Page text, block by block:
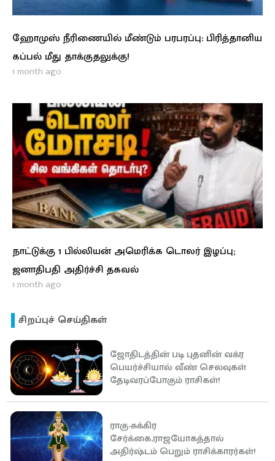
ஹோமுஸ் நீரிணையில் மீண்டும் பரபரப்பு: பிரித்தானிய
கப்பல் மீது தாக்குதலுக்கு!
1 month ago
நாட்டுக்கு 1 பில்லியன் அமெரிக்க டொலர் இழப்பு;
ஜனாதிபதி அதிர்ச்சி தகவல்
1 month ago
சிறப்புச் செய்திகள்
ஜோதிடத்தின் படி புதனின் வக்ர
பெயர்ச்சியால் வீண் செலவுகள்
தேடிவரப்போகும் ராசிகள்!
ராகு-சுக்கிர
சேர்க்கை,ராஜயோகத்தால்
அதிர்ஷ்டம் பெறும் ராசிக்காரர்கள்!